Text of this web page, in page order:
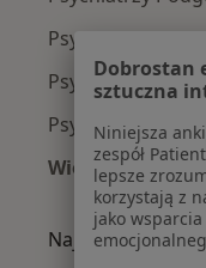
Psychiatrzy
Psychiatrzy
Psychiatrzy
Więcej (13)
Więcej w
Najczęście
Dobrostan
sztuczna
Niniejsza
zespół
lepsze
korzystają z
jako